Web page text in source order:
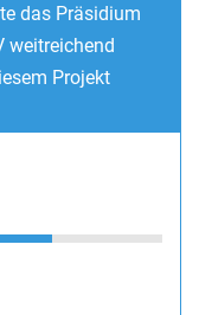
das Präsidium
weitreichend
Projekt